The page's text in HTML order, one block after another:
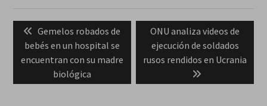
Navegación
de
entradas
Previous
post:
Gemelos robados de
bebés en un hospital se
encuentran con su madre
biológica
Next
post:
ONU analiza videos de
ejecución de soldados
rusos rendidos en Ucrania